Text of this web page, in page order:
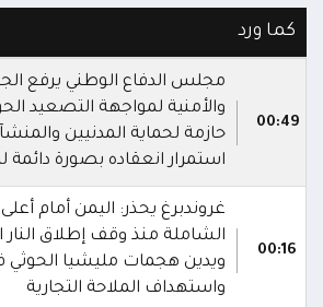
كما ورد
00:49
مجلس الدفاع الوطني يرفع
والأمنية لمواجهة التصعيد
حازمة لحماية المدنيين
استمرار انعقاده بصورة دائمة
00:16
غروندبرغ يحذر: اليمن أمام
ويدين هجمات مليشيا
واستهداف الملاحة التجارية